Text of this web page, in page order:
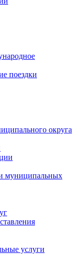
поездки
округа
муниципальных
услуги